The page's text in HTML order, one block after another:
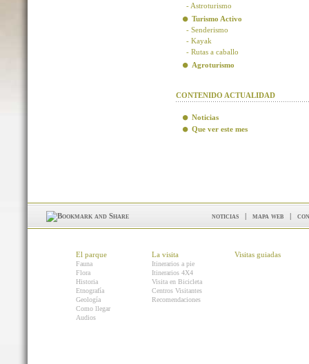
- Astroturismo
Turismo Activo
- Senderismo
- Kayak
- Rutas a caballo
Agroturismo
CONTENIDO ACTUALIDAD
Noticias
Que ver este mes
noticias | mapa web |
El parque
Fauna
Flora
Historia
Etnografía
Geología
Como llegar
Audios
La visita
Itinerarios a pie
Itinerarios 4X4
Visita en Bicicleta
Centros Visitantes
Recomendaciones
Visitas guiadas